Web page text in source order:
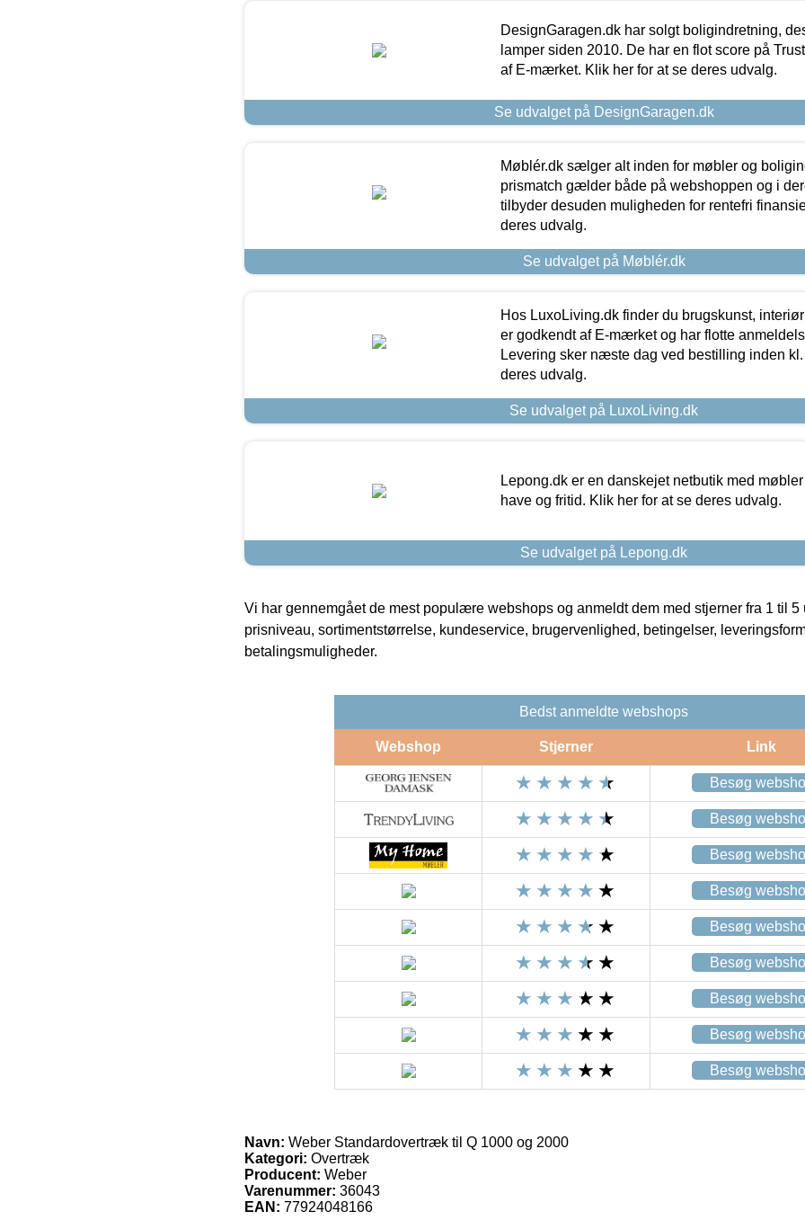
DesignGaragen.dk har solgt boligindretning,
lamper siden 2010. De har en flot score på
af E-mærket. Klik her for at se deres udvalg.
Se udvalget på DesignGaragen.dk
Møblér.dk sælger alt inden for møbler og
prismatch gælder både på webshoppen og i
tilbyder desuden muligheden for rentefri
deres udvalg.
Se udvalget på Møblér.dk
Hos LuxoLiving.dk finder du brugskunst,
er godkendt af E-mærket og har flotte
Levering sker næste dag ved bestilling inden
deres udvalg.
Se udvalget på LuxoLiving.dk
Lepong.dk er en danskejet netbutik med
have og fritid. Klik her for at se deres udvalg.
Se udvalget på Lepong.dk
Vi har gennemgået de mest populære webshops og anmeldt dem med stjerner fra 1 til 5
prisniveau, sortimentstørrelse, kundeservice, brugervenlighed, betingelser,
betalingsmuligheder.
Bedst anmeldte webshops
Webshop Stjerner Link
Besøg
Besøg
Besøg
Besøg
Besøg
Besøg
Besøg
Besøg
Besøg
Navn: Weber Standardovertræk til Q 1000 og 2000
Kategori: Overtræk
Producent: Weber
Varenummer: 36043
EAN: 77924048166